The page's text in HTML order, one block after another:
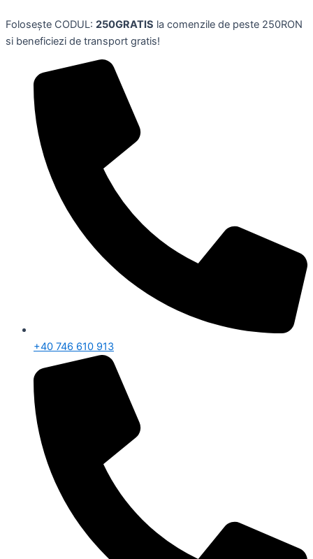
to
content
Folosește CODUL: 250GRATIS la comenzile de peste 250RON
si beneficiezi de transport gratis!
+40 746 610 913